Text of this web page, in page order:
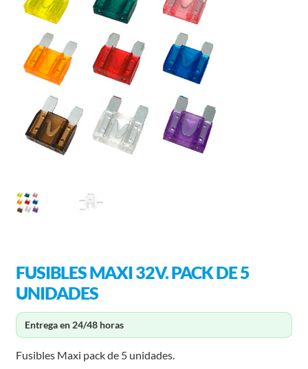
FUSIBLES MAXI 32V. PACK DE 5
UNIDADES
Entrega en 24/48 horas
Fusibles Maxi pack de 5 unidades.